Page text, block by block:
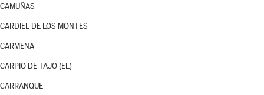
CAMUÑAS
CARDIEL DE LOS MONTES
CARMENA
CARPIO DE TAJO (EL)
CARRANQUE